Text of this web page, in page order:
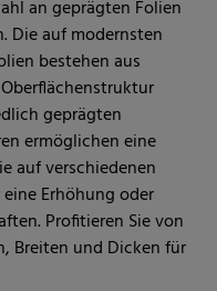
an geprägten Folien
Die auf modernsten
bestehen aus
geprägten
ermöglichen eine
auf verschiedenen
Erhöhung oder
Profitieren Sie von
Breiten und Dicken für